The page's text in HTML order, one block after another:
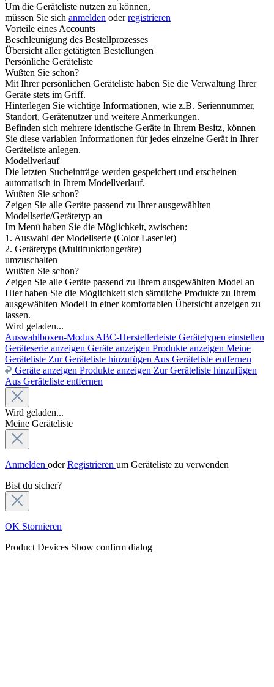
Um die Geräteliste nutzen zu können,
müssen Sie sich anmelden oderregistrieren
Vorteile eines Accounts
Beschleunigung des Bestellprozesses
Übersicht aller getätigten Bestellungen
Persönliche Geräteliste
Wußten Sie schon?
Mit Ihrer persönlichen Geräteliste haben Sie die Verwaltung Ihrer
Geräte stets im Griff.
Hinterlegen Sie wichtige Informationen, wie z.B. Seriennummer,
Standort, Gerätenutzer und weitere Anmerkungen.
Befinden sich mehrere identische Geräte in Ihrem Besitz, können
Sie diese variablen Informationen für jedes einzelne Gerät in Ihrer
Geräteliste anlegen.
Modellverlauf
Die letzten Sucheinträge werden gespeichert und erscheinen
automatisch in Ihrem Modellverlauf.
Wußten Sie schon?
Zeigen Sie alle Geräte passend zu Ihrer ausgewählten
Modellserie/Gerätetyp an
Im Menü haben Sie die Möglichkeit, zwischen:
1. Auswahl der Modellserie (Color LaserJet)
2. Gerätetyps (Multifunktiongeräte)
umzuschalten
Wußten Sie schon?
Zeigen Sie alle Geräte passend zu Ihrem ausgewählten Model an
Hier haben Sie die Möglichkeit sich sämtliche Produkte zu Ihrem
ausgewählten Modell in einer komfortablen Übersicht anzeigen zu
lassen.
Wird geladen...
Auswahlboxen-Modus ABC-Herstellerleiste Gerätetypen einstellen
Geräteserie anzeigen Geräte anzeigen Produkte anzeigen Meine
Geräteliste Zur Geräteliste hinzufügen Aus Geräteliste entfernen
Geräte anzeigen Produkte anzeigen Zur Geräteliste hinzufügen
Aus Geräteliste entfernen
Wird geladen...
Meine Geräteliste
Anmelden oderRegistrieren um Geräteliste zu verwenden
Bist du sicher?
OK Stornieren
Product Devices Show confirm dialog